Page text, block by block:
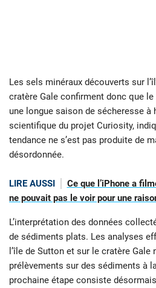
Les sels minéraux découverts sur
cratère Gale confirment donc que
une longue saison de sécheresse à
scientifique du projet Curiosity,
tendance ne s’est pas produite de
désordonnée.
LIRE AUSSI
Ce que l’iPhone a
ne pouvait pas le voir pour une
L’interprétation des données
de sédiments plats. Les analyses
l’île de Sutton et sur le cratère
prélèvements sur des sédiments à
prochaine étape consiste